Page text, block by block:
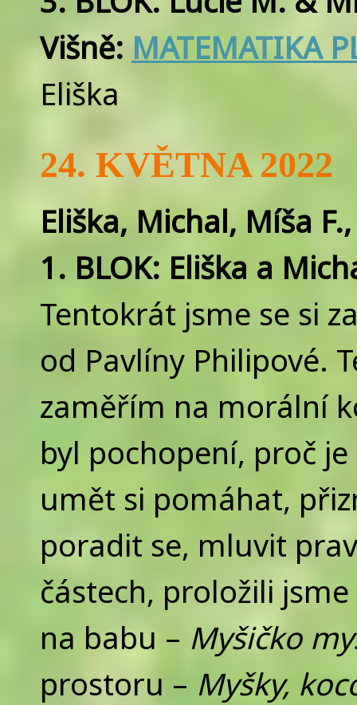
Višně: MATEMATIKA
Eliška
24. KVĚTNA 2022
Eliška, Michal, Míša
1. BLOK: Eliška a
Tentokrát jsme se si
od Pavlíny Philipové.
zaměřím na morální
byl pochopení, proč
umět si pomáhat,
poradit se, mluvit
částech, proložili
na babu – Myšičko
prostoru – Myšky,